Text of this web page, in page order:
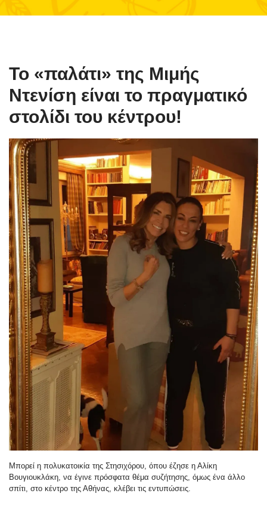
Το «παλάτι» της Μιμής
Ντενίση είναι το πραγματικό
στολίδι του κέντρου!
Μπορεί η πολυκατοικία της Στησιχόρου, όπου έζησε η Αλίκη
Βουγιουκλάκη, να έγινε πρόσφατα θέμα συζήτησης, όμως ένα άλλο
σπίτι, στο κέντρο της Αθήνας, κλέβει τις εντυπώσεις.